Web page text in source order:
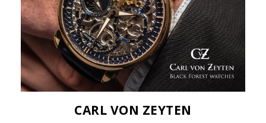
CARL VON ZEYTEN